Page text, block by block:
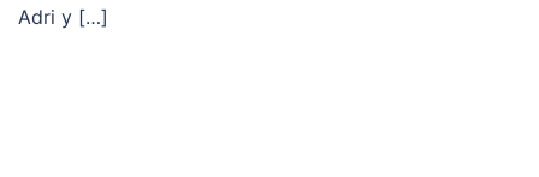
Adri y […]